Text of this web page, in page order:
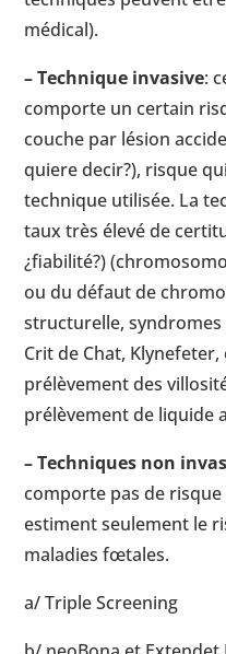
médical).
– Technique invasive:
comporte un certain
couche par lésion
quiere decir?), risque
technique utilisée. La
taux très élevé de
¿fiabilité?)
ou du défaut de
structurelle, syndromes
Crit de Chat,
prélèvement des
prélèvement de liquide
– Techniques non
comporte pas de
estiment seulement le
maladies fœtales.
a/ Triple Screening